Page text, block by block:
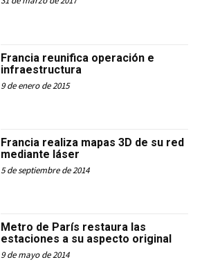
Francia reunifica operación e
infraestructura
9 de enero de 2015
Francia realiza mapas 3D de su red
mediante láser
5 de septiembre de 2014
Metro de París restaura las
estaciones a su aspecto original
9 de mayo de 2014